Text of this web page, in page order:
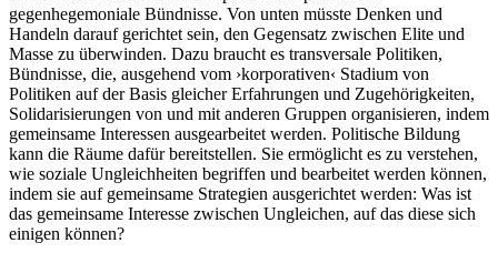
gegenhegemoniale Bündnisse. Von unten müsste Denken und
Handeln darauf gerichtet sein, den Gegensatz zwischen Elite und
Masse zu überwinden. Dazu braucht es transversale Politiken,
Bündnisse, die, ausgehend vom ›korporativen‹ Stadium von
Politiken auf der Basis gleicher Erfahrungen und Zugehörigkeiten,
Solidarisierungen von und mit anderen Gruppen organisieren, indem
gemeinsame Interessen ausgearbeitet werden. Politische Bildung
kann die Räume dafür bereitstellen. Sie ermöglicht es zu verstehen,
wie soziale Ungleichheiten begriffen und bearbeitet werden können,
indem sie auf gemeinsame Strategien ausgerichtet werden: Was ist
das gemeinsame Interesse zwischen Ungleichen, auf das diese sich
einigen können?